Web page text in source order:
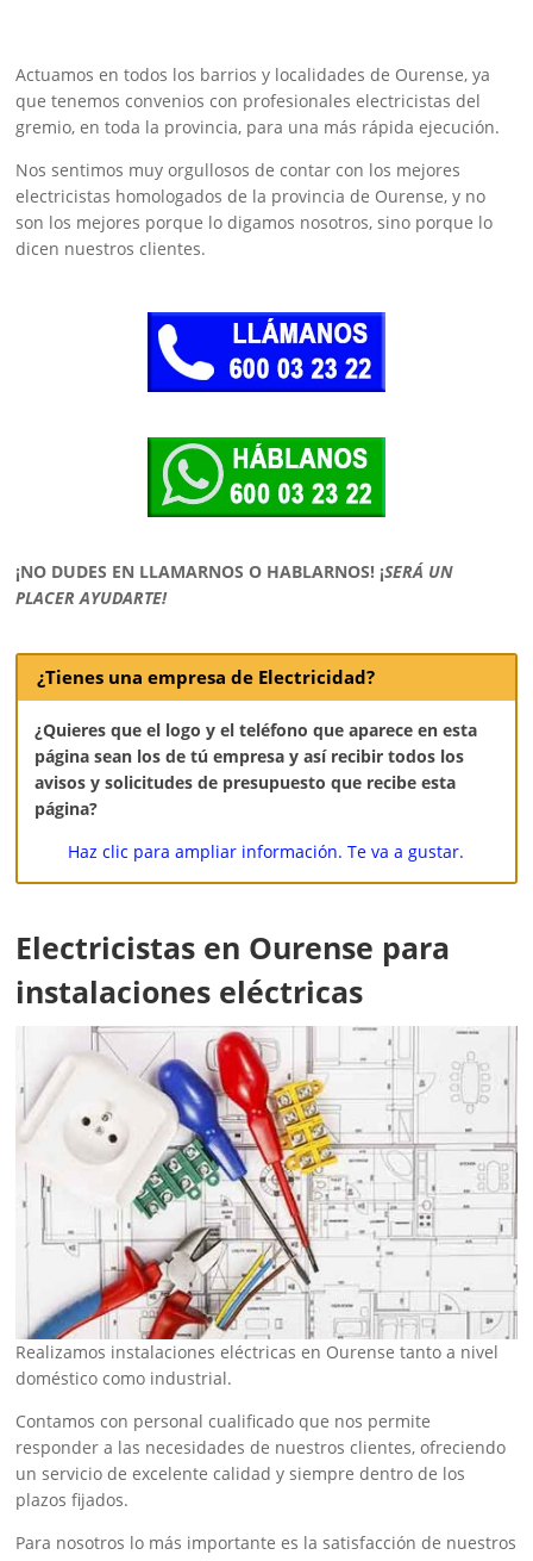
Actuamos en todos los barrios y localidades de Ourense, ya
que tenemos convenios con profesionales electricistas del
gremio, en toda la provincia, para una más rápida ejecución.
Nos sentimos muy orgullosos de contar con los mejores
electricistas homologados de la provincia de Ourense, y no
son los mejores porque lo digamos nosotros, sino porque lo
dicen nuestros clientes.
¡NO DUDES EN LLAMARNOS O HABLARNOS! ¡SERÁ UN
PLACER AYUDARTE!
¿Tienes una empresa de Electricidad?
¿Quieres que el logo y el teléfono que aparece en esta
página sean los de tú empresa y así recibir todos los
avisos y solicitudes de presupuesto que recibe esta
página?
Haz clic para ampliar información. Te va a gustar.
Electricistas en Ourense para
instalaciones eléctricas
Realizamos instalaciones eléctricas en Ourense tanto a nivel
doméstico como industrial.
Contamos con personal cualificado que nos permite
responder a las necesidades de nuestros clientes, ofreciendo
un servicio de excelente calidad y siempre dentro de los
plazos fijados.
Para nosotros lo más importante es la satisfacción de nuestros